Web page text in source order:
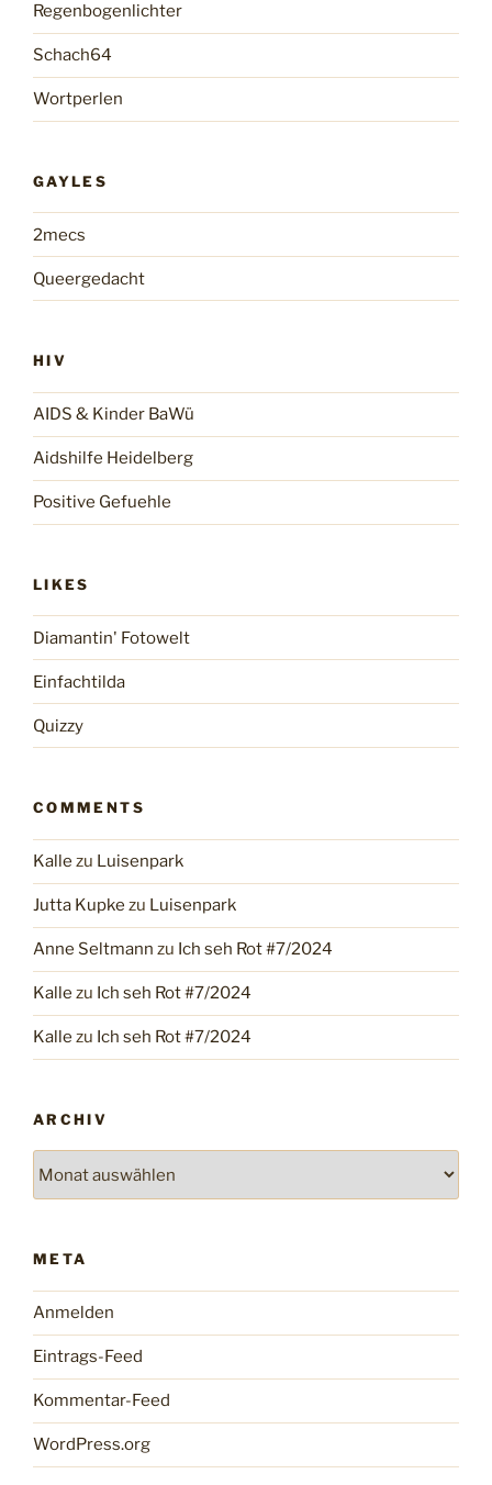
Regenbogenlichter
Schach64
Wortperlen
GAYLES
2mecs
Queergedacht
HIV
AIDS & Kinder BaWü
Aidshilfe Heidelberg
Positive Gefuehle
LIKES
Diamantin' Fotowelt
Einfachtilda
Quizzy
COMMENTS
Kalle zu Luisenpark
Jutta Kupke zu Luisenpark
Anne Seltmann zu Ich seh Rot #7/2024
Kalle zu Ich seh Rot #7/2024
Kalle zu Ich seh Rot #7/2024
ARCHIV
META
Anmelden
Eintrags-Feed
Kommentar-Feed
WordPress.org